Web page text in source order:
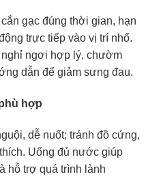
gạc đúng thời gian, hạn
trực tiếp vào vị trí nhổ.
ngơi hợp lý, chườm
dẫn để giảm sưng đau.
hợp
dễ nuốt; tránh đồ cứng,
Uống đủ nước giúp
hỗ trợ quá trình lành